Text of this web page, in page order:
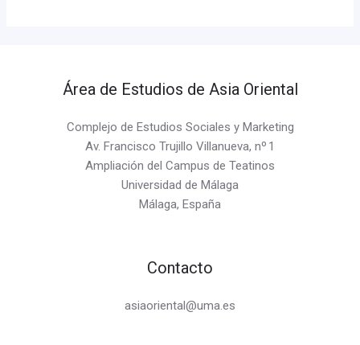
Área de Estudios de Asia Oriental
Complejo de Estudios Sociales y Marketing
Av. Francisco Trujillo Villanueva, nº 1
Ampliación del Campus de Teatinos
Universidad de Málaga
Málaga, España
Contacto
asiaoriental@uma.es